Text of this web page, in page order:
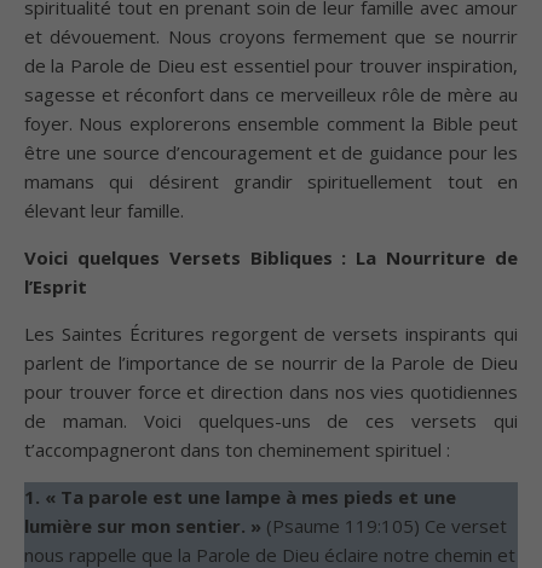
spiritualité tout en prenant soin de leur famille avec amour
et dévouement. Nous croyons fermement que se nourrir
de la Parole de Dieu est essentiel pour trouver inspiration,
sagesse et réconfort dans ce merveilleux rôle de mère au
foyer. Nous explorerons ensemble comment la Bible peut
être une source d’encouragement et de guidance pour les
mamans qui désirent grandir spirituellement tout en
élevant leur famille.
Voici quelques Versets Bibliques : La Nourriture de
l’Esprit
Les Saintes Écritures regorgent de versets inspirants qui
parlent de l’importance de se nourrir de la Parole de Dieu
pour trouver force et direction dans nos vies quotidiennes
de maman. Voici quelques-uns de ces versets qui
t’accompagneront dans ton cheminement spirituel :
1. « Ta parole est une lampe à mes pieds et une
lumière sur mon sentier. » (Psaume 119:105) Ce verset
nous rappelle que la Parole de Dieu éclaire notre chemin et